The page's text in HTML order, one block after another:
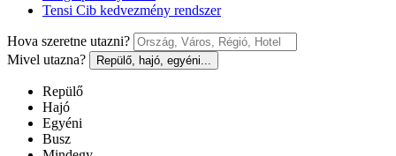
Tensi Cib kedvezmény rendszer
Hova szeretne utazni?
Mivel utazna?
Repülő, hajó, egyéni...
Repülő
Hajó
Egyéni
Busz